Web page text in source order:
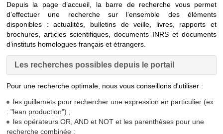
Depuis la page d’accueil, la barre de recherche vous permet
d’effectuer une recherche sur l’ensemble des éléments
disponibles : actualités, bulletins de veille, livres, rapports et
brochures, articles scientifiques, documents INRS et documents
d’instituts homologues français et étrangers.
Les recherches possibles depuis le portail
Les
possbles
depuis
le
Disponible depuis la
page d'accueil
les documents
INRS-BIBLIO Menu"Ressources
> INRS-Biblio"
Recherche sur les
Pour une recherche optimale, nous vous conseillons d'utiliser :
les guillemets pour rechercher une expression en particulier (ex
: "lean production") ;
les opérateurs OR, AND et NOT et les parenthèses pour une
recherche combinée ;